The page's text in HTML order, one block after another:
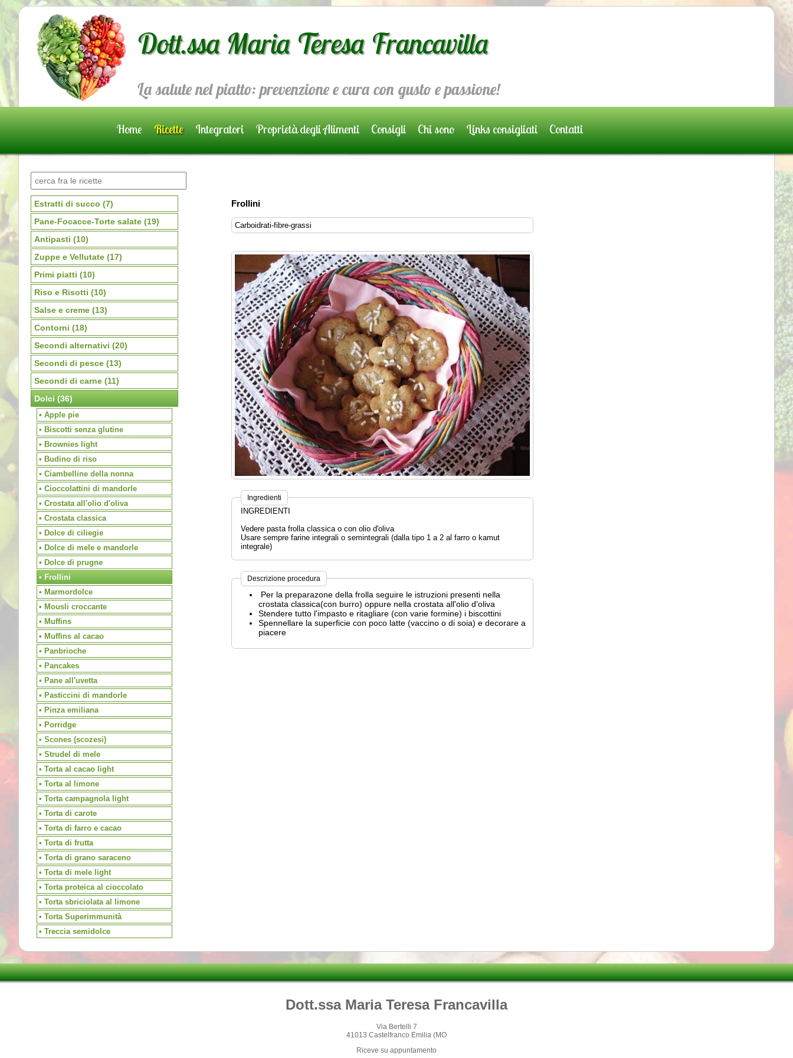
Dott.ssa Maria Teresa Francavilla
La salute nel piatto: prevenzione e cura con gusto e passione!
Home Ricette Integratori Proprietà degli Alimenti Consigli Chi sono Links consigliati Contatti
Prenota una visita
Estratti di succo (7)
Pane-Focacce-Torte salate (19)
Antipasti (10)
Zuppe e Vellutate (17)
Primi piatti (10)
Riso e Risotti (10)
Salse e creme (13)
Contorni (18)
Secondi alternativi (20)
Secondi di pesce (13)
Secondi di carne (11)
Dolci (36)
• Apple pie
• Biscotti senza glutine
• Brownies light
• Budino di riso
• Ciambelline della nonna
• Cioccolattini di mandorle
• Crostata all'olio d'oliva
• Crostata classica
• Dolce di ciliegie
• Dolce di mele e mandorle
• Dolce di prugne
• Frollini
• Marmordolce
• Mousli croccante
• Muffins
• Muffins al cacao
• Panbrioche
• Pancakes
• Pane all'uvetta
• Pasticcini di mandorle
• Pinza emiliana
• Porridge
• Scones (scozesi)
• Strudel di mele
• Torta al cacao light
• Torta al limone
• Torta campagnola light
• Torta di carote
• Torta di farro e cacao
• Torta di frutta
• Torta di grano saraceno
• Torta di mele light
• Torta proteica al cioccolato
• Torta sbriciolata al limone
• Torta Superimmunità
• Treccia semidolce
Frollini
Carboidrati-fibre-grassi
Ingredienti
INGREDIENTI
Vedere pasta frolla classica o con olio d'oliva
Usare sempre farine integrali o semintegrali (dalla tipo 1 a 2 al farro o kamut
integrale)
Descrizione procedura
Per la preparazone della frolla seguire le istruzioni presenti nella
crostata classica(con burro) oppure nella crostata all'olio d'oliva
Stendere tutto l'impasto e ritagliare (con varie formine) i biscottini
Spennellare la superficie con poco latte (vaccino o di soia) e decorare a
piacere
Dott.ssa Maria Teresa Francavilla
Via Bertelli 7
41013 Castelfranco Emilia (MO
Riceve su appuntamento